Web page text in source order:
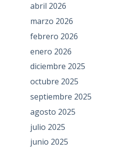
abril 2026
marzo 2026
febrero 2026
enero 2026
diciembre 2025
octubre 2025
septiembre 2025
agosto 2025
julio 2025
junio 2025